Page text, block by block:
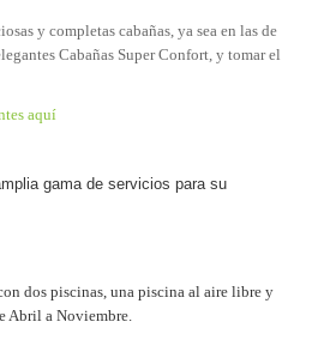
y completas cabañas, ya sea en las de
Cabañas Super Confort, y tomar el
aquí
gama de servicios para su
dos piscinas, una piscina al aire libre y
Abril a Noviembre.